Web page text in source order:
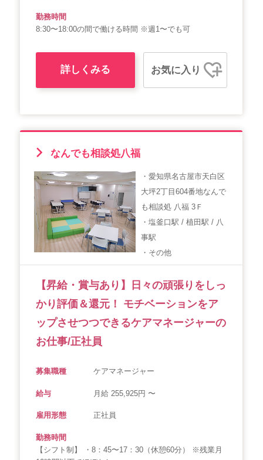
勤務時間
8:30〜18:00の間で働ける時間 ※週1〜でも可
詳しくみる お気に入り
なんでも相談処八福
・愛知県名古屋市天白区
大坪2丁目604番地なんで
も相談処 八福 3Ｆ
・塩釜口駅 / 植田駅 / 八
事駅
・その他
【昇給・賞与あり】日々の頑張りをしっ
かり評価＆還元！ モチベーションをア
ップさせつつできるケアマネージャーの
お仕事/正社員
募集職種 ケアマネージャー
給与 月給 255,925円 〜
雇用形態 正社員
勤務時間
【シフト制】 ・8：45〜17：30（休憩60分） ※残業月